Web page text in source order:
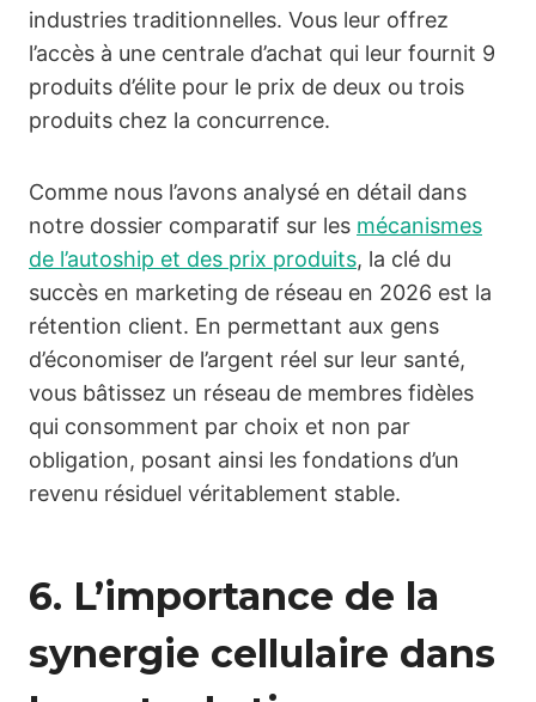
industries traditionnelles. Vous leur offrez
l’accès à une centrale d’achat qui leur fournit 9
produits d’élite pour le prix de deux ou trois
produits chez la concurrence.
Comme nous l’avons analysé en détail dans
notre dossier comparatif sur les mécanismes
de l’autoship et des prix produits, la clé du
succès en marketing de réseau en 2026 est la
rétention client. En permettant aux gens
d’économiser de l’argent réel sur leur santé,
vous bâtissez un réseau de membres fidèles
qui consomment par choix et non par
obligation, posant ainsi les fondations d’un
revenu résiduel véritablement stable.
6. L’importance de la
synergie cellulaire dans